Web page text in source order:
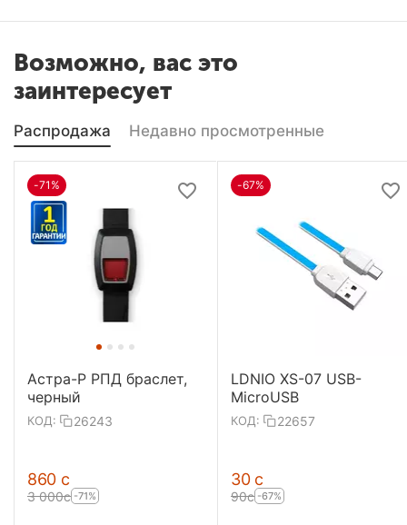
Возможно, вас это
заинтересует
Распродажа Недавно просмотренные
-71%
Астра-Р РПД браслет,
черный
КОД: 26243
‍860‍ с
3 000с -71%
-67%
LDNIO XS-07 USB-
MicroUSB
КОД: 22657
‍30‍ с
‍90‍с -67%